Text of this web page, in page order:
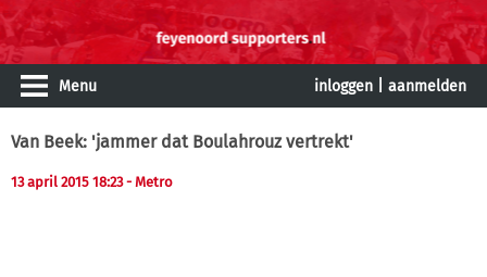
Menu inloggen aanmelden
Van Beek: 'jammer dat Boulahrouz vertrekt'
13 april 2015 18:23- Metro